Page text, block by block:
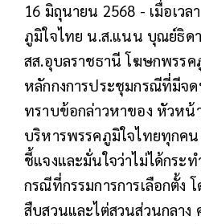
16 มิถุนายน 2568 - เมื่อเว
ภูมิใจไทย น.ส.แนน บุณย์ธิด
สส.อุบลราชธานี โฆษกพรรค
หลักกงการประชุมกรณีที่มีจ
ทราบข้อกล่าวหาของ หัวหน้
บริหารพรรคภูมิใจไทยทุกค
ชี้แจงและมั่นใจว่าไม่ได้กระ
กรณีที่กรรมการการเลือกตั้ง
สืบสวนและไต่สวนส่วนกลา